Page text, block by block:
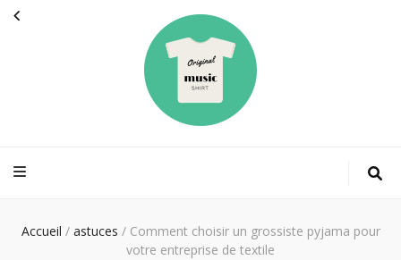
Accueil / astuces / Comment choisir un grossiste pyjama pour
votre entreprise de textile